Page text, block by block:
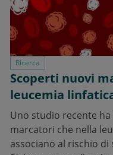
Ricerca
Scoperti nuovi
leucemia
Uno studio recente
marcatori che nella
associano al rischio